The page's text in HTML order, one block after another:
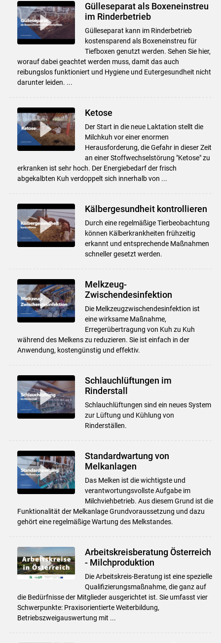
Gülleseparat als Boxeneinstreu
im Rinderbetrieb
Gülleseparat kann im Rinderbetrieb
kostensparend als Boxeneinstreu für
Tiefboxen genutzt werden. Sehen Sie hier,
worauf dabei geachtet werden muss, damit das auch
reibungslos funktioniert und Hygiene und Eutergesundheit nicht
darunter leiden. ...
Ketose
Der Start in die neue Laktation stellt die
Milchkuh vor einer enormen
Herausforderung, die Gefahr in dieser Zeit
an einer Stoffwechselstörung "Ketose" zu
erkranken ist sehr hoch. Der Energiebedarf der frisch
abgekalbten Kuh verdoppelt sich innerhalb von ...
Kälbergesundheit kontrollieren
Durch eine regelmäßige Tierbeobachtung
können Kälberkrankheiten frühzeitig
erkannt und entsprechende Maßnahmen
schneller gesetzt werden.
Melkzeug-
Zwischendesinfektion
Die Melkzeugzwischendesinfektion ist
eine wirksame Maßnahme,
Erregerübertragung von Kuh zu Kuh
während des Melkens zu reduzieren. Sie ist einfach in der
Anwendung, kostengünstig und effektiv.
Schlauchlüftungen im
Rinderstall
Schlauchlüftungen sind ein neues System
zur Lüftung und Kühlung von
Rinderställen.
Standardwartung von
Melkanlagen
Das Melken ist die wichtigste und
verantwortungsvollste Aufgabe im
Milchviehbetrieb. Aus diesem Grund ist die
Funktionalität der Melkanlage Grundvoraussetzung und dazu
gehört eine regelmäßige Wartung des Melkstandes.
Arbeitskreisberatung Österreich
- Milchproduktion
Die Arbeitskreis-Beratung ist eine spezielle
Qualifizierungsmaßnahme, die ganz auf
die Bedürfnisse der Mitglieder ausgerichtet ist. Sie umfasst vier
Schwerpunkte: Praxisorientierte Weiterbildung,
Betriebszweigauswertung mit ...